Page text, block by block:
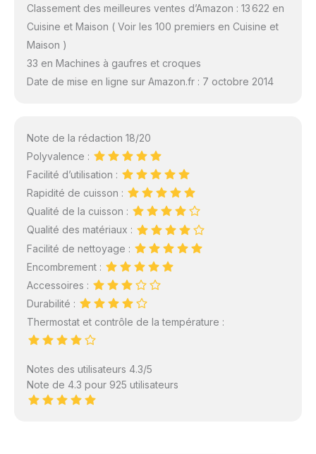
Classement des meilleures ventes d’Amazon : 13 622 en
Cuisine et Maison ( Voir les 100 premiers en Cuisine et
Maison )
33 en Machines à gaufres et croques
Date de mise en ligne sur Amazon.fr : 7 octobre 2014
Note de la rédaction 18/20
Polyvalence :
Facilité d’utilisation :
Rapidité de cuisson :
Qualité de la cuisson :
Qualité des matériaux :
Facilité de nettoyage :
Encombrement :
Accessoires :
Durabilité :
Thermostat et contrôle de la température :
Notes des utilisateurs 4.3/5
Note de 4.3 pour 925 utilisateurs